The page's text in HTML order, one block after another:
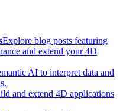
Explore blog posts featuring
and extend your 4D
AI to interpret data and
and extend 4D applications